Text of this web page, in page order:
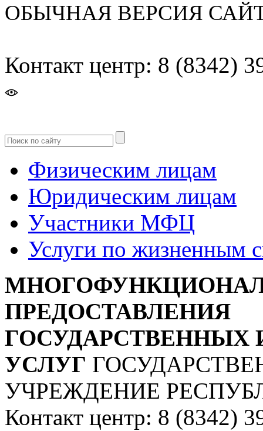
ОБЫЧНАЯ ВЕРСИЯ
Контакт центр: 8 (8342)
Физическим лицам
Юридическим лицам
Участники МФЦ
Услуги по жизненным
ПРЕДОСТАВЛЕНИЯ
УСЛУГ
УЧРЕЖДЕНИЕ
Контакт центр: 8 (8342)